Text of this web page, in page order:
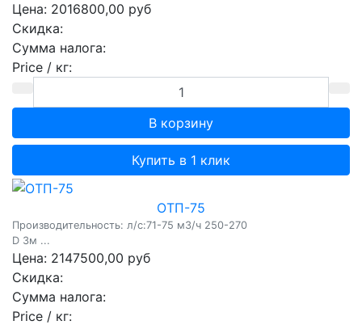
Цена: 2016800,00 руб
Скидка:
Сумма налога:
Price / кг:
Купить в 1 клик
ОТП-75
Производительность: л/c:71-75 м3/ч 250-270
D 3м ...
Цена: 2147500,00 руб
Скидка:
Сумма налога:
Price / кг: